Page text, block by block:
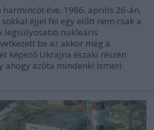
éve, 1986. április 26-án,
éjjel fél egy előtt nem csak a
legsúlyosabb nukleáris
be az akkor még a
képező Ukrajna északi részén
ahogy azóta mindenki ismeri: